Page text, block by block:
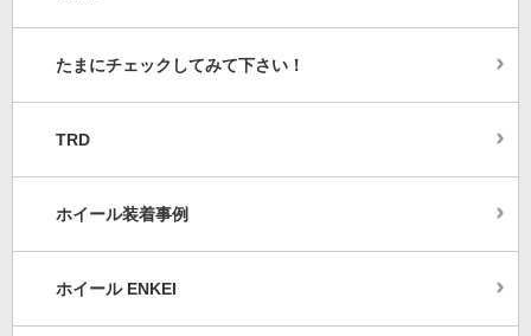
たまにチェックしてみて下さい！
TRD
ホイール装着事例
ホイール ENKEI